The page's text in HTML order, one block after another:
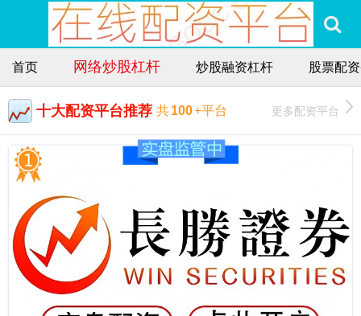
首页 网络炒股杠杆 炒股融资杠杆 股票配
十大配资平台推荐 共100+平台 更多配资平台